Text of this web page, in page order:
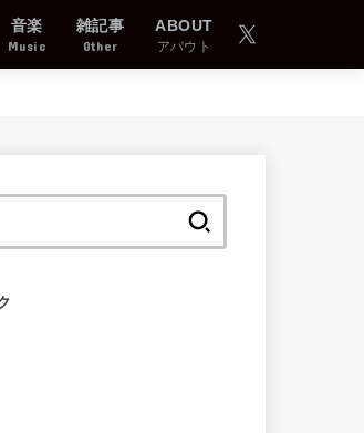
音楽
Music
雑記事
Other
ABOUT
アバウト